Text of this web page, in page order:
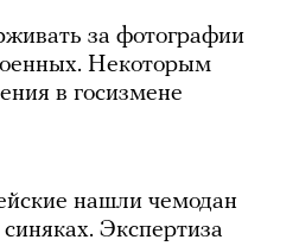
за фотографии
Некоторым
в госизмене
нашли чемодан
Экспертиза